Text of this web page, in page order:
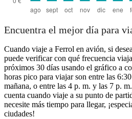
Encuentra el mejor día para
Cuando viaje a Ferrol en avión, si
puede verificar con qué frecuencia
próximos 30 días usando el gráfico a
horas pico para viajar son entre las
mañana, o entre las 4 p. m. y las 7 p.
cuenta cuando viaje a su punto de
necesite más tiempo para llegar,
ciudades!